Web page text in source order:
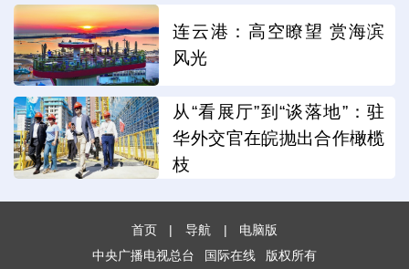
连云港：高空瞭望 赏海滨
风光
从“看展厅”到“谈落地”：驻
华外交官在皖抛出合作橄榄
枝
首页 | 导航 |
电脑版
中央广播电视总台
国际在线 版权所有